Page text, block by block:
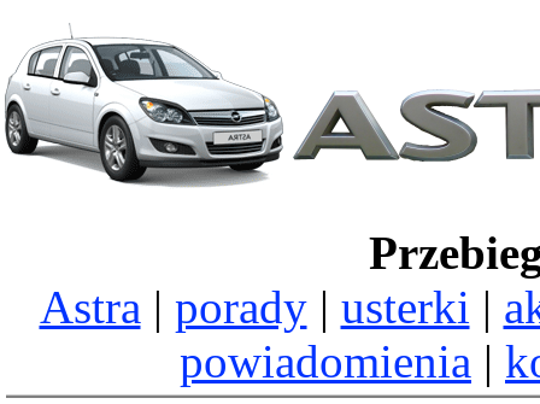
Astra | porady| usterki |
powiadomienia |